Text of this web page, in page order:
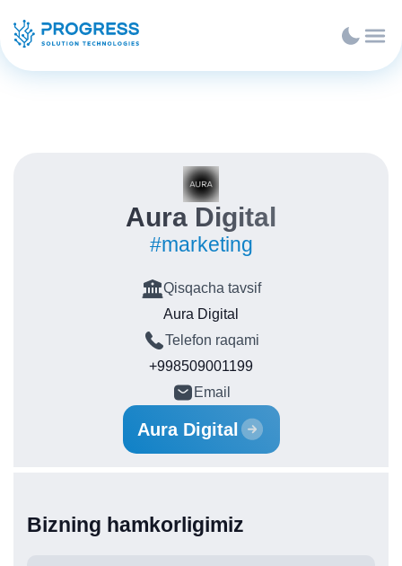
Aura Digital
#marketing
Qisqacha tavsif
Aura Digital
Telefon raqami
+998509001199
Email
Aura Digital
Bizning hamkorligimiz